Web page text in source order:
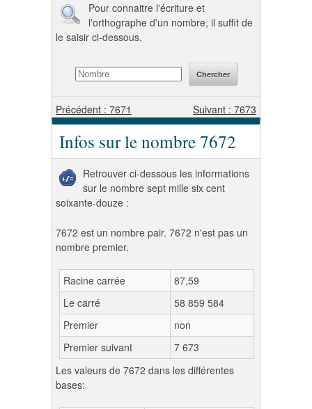
Pour connaitre l'écriture et
l'orthographe d'un nombre, il suffit de
le saisir ci-dessous.
Précédent : 7671 Suivant : 7673
Infos sur le nombre 7672
Retrouver ci-dessous les informations
sur le nombre sept mille six cent
soixante-douze :
7672 est un nombre pair. 7672 n'est pas un
nombre premier.
Racine carrée
87,59
Le carré
58 859 584
Premier
non
Premier suivant
7 673
Les valeurs de 7672 dans les différentes
bases: